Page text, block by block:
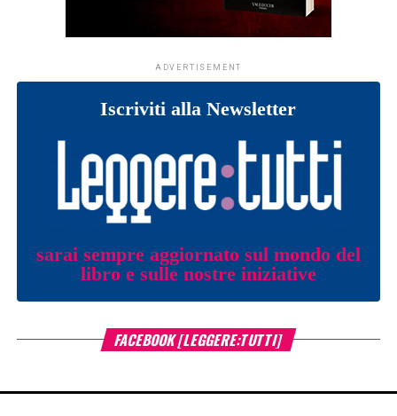
ADVERTISEMENT
Iscriviti alla Newsletter
sarai sempre aggiornato sul mondo del
libro e sulle nostre iniziative
FACEBOOK [LEGGERE:TUTTI]